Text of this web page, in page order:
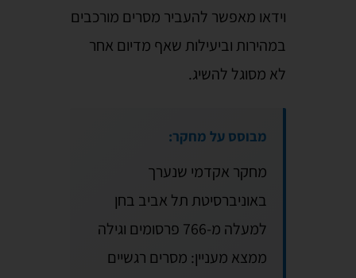
וידאו מאפשר להעביר מסרים מורכבים
במהירות וביעילות שאף מדיום אחר
לא מסוגל להשיג.
מבוסס על מחקר:
מחקר אקדמי שנערך
באוניברסיטת תל אביב בחן
למעלה מ-766 פרסומים וגילה
ממצא מעניין: מסרים רגשיים